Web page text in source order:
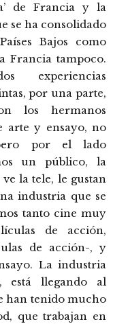
de Francia y la
se ha consolidado
Bajos como
Francia tampoco.
experiencias
por una parte,
los hermanos
arte y ensayo, no
por el lado
un público, la
la tele, le gustan
industria que se
tanto cine muy
de acción,
de acción-, y
La industria
está llegando al
han tenido mucho
que trabajan en